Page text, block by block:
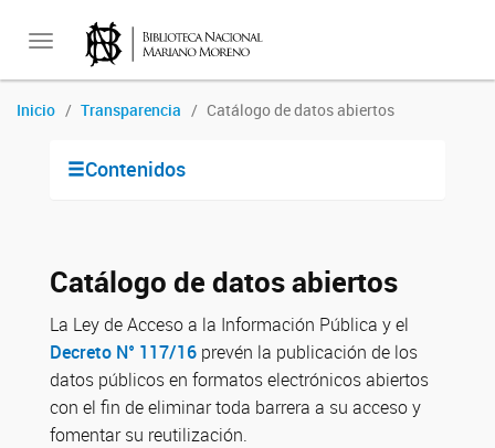
Toggle
Inicio Transparencia Catálogo de datos abiertos
Contenidos
Catálogo de datos abiertos
La Ley de Acceso a la Información Pública y el
Decreto N° 117/16 prevén la publicación de los
datos públicos en formatos electrónicos abiertos
con el fin de eliminar toda barrera a su acceso y
fomentar su reutilización.